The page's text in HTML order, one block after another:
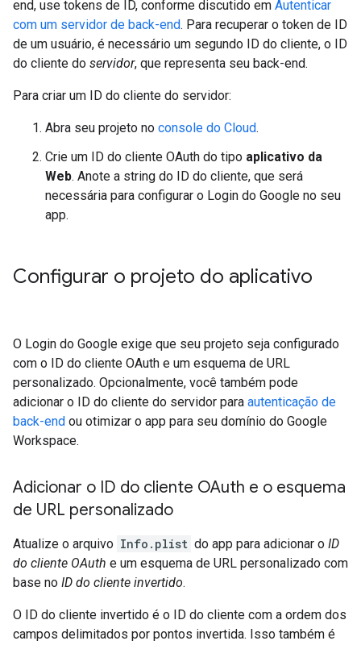
end, use tokens de ID, conforme discutido em Autenticar
com um servidor de back-end. Para recuperar o token de ID
de um usuário, é necessário um segundo ID do cliente, o ID
do cliente do servidor, que representa seu back-end.
Para criar um ID do cliente do servidor:
Abra seu projeto no console do Cloud.
Crie um ID do cliente OAuth do tipo aplicativo da
Web. Anote a string do ID do cliente, que será
necessária para configurar o Login do Google no seu
app.
Configurar o projeto do aplicativo
O Login do Google exige que seu projeto seja configurado
com o ID do cliente OAuth e um esquema de URL
personalizado. Opcionalmente, você também pode
adicionar o ID do cliente do servidor para autenticação de
back-end ou otimizar o app para seu domínio do Google
Workspace.
Adicionar o ID do cliente OAuth e o esquema
de URL personalizado
Atualize o arquivo Info.plist do app para adicionar o ID
do cliente OAuth e um esquema de URL personalizado com
base no ID do cliente invertido.
O ID do cliente invertido é o ID do cliente com a ordem dos
campos delimitados por pontos invertida. Isso também é